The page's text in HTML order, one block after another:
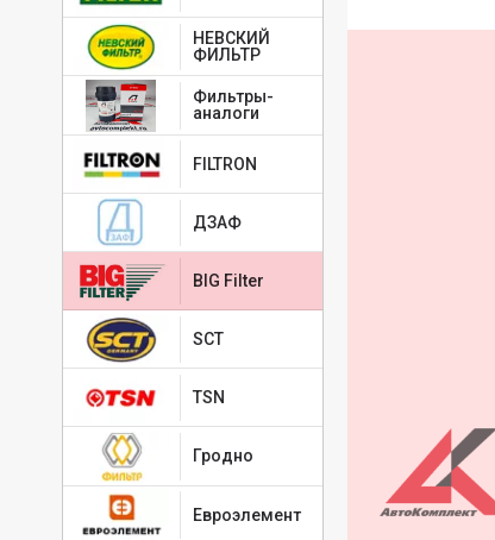
НЕВСКИЙ
ФИЛЬТР
Фильтры-
аналоги
FILTRON
ДЗАФ
BIG Filter
SCT
TSN
Гродно
Евроэлемент